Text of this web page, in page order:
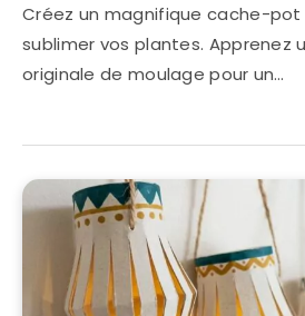
Créez un magnifique cache-pot
sublimer vos plantes. Apprenez
originale de moulage pour un…